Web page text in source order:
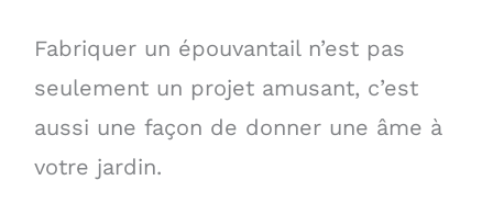
Fabriquer un épouvantail n’est pas
seulement un projet amusant, c’est
aussi une façon de donner une âme à
votre jardin.